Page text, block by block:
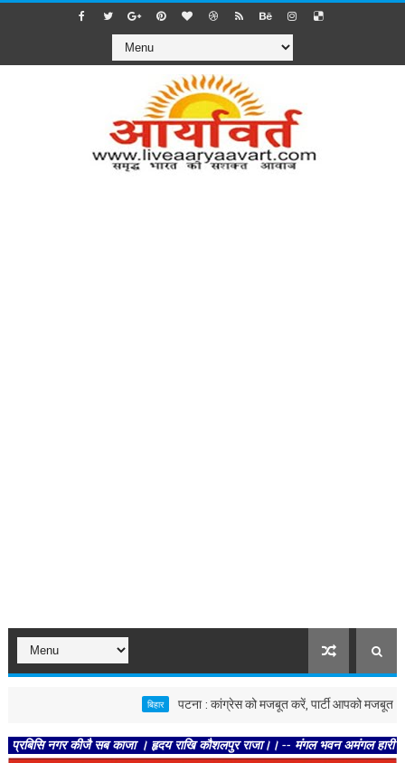
पटना : कांग्रेस को मजबूत करें, पार्टी आपको मजबूत करेगी :
कीजै सब काजा । हृदय राखि कौशलपुर राजा।। -- मंगल भवन अमंगल हारी। द्रवहु